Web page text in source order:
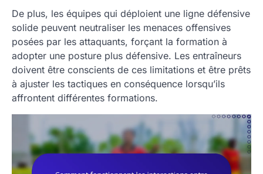
De plus, les équipes qui déploient une ligne défensive
solide peuvent neutraliser les menaces offensives
posées par les attaquants, forçant la formation à
adopter une posture plus défensive. Les entraîneurs
doivent être conscients de ces limitations et être prêts
à ajuster les tactiques en conséquence lorsqu’ils
affrontent différentes formations.